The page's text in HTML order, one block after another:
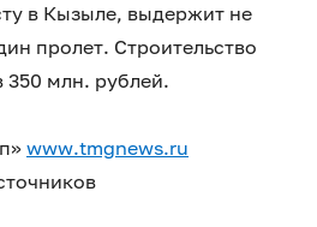
в Кызыле, выдержит не
пролет. Строительство
350 млн. рублей.
www.tmgnews.ru